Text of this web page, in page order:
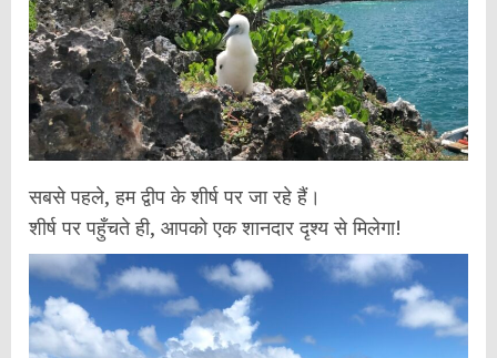
सबसे पहले, हम द्वीप के शीर्ष पर जा रहे हैं।
शीर्ष पर पहुँचते ही, आपको एक शानदार दृश्य से मिलेगा!